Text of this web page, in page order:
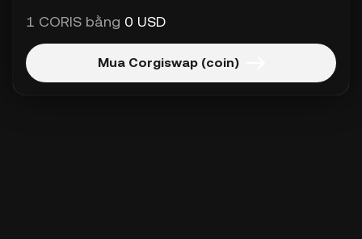
1 CORIS bằng 0 USD
Mua Corgiswap (coin)